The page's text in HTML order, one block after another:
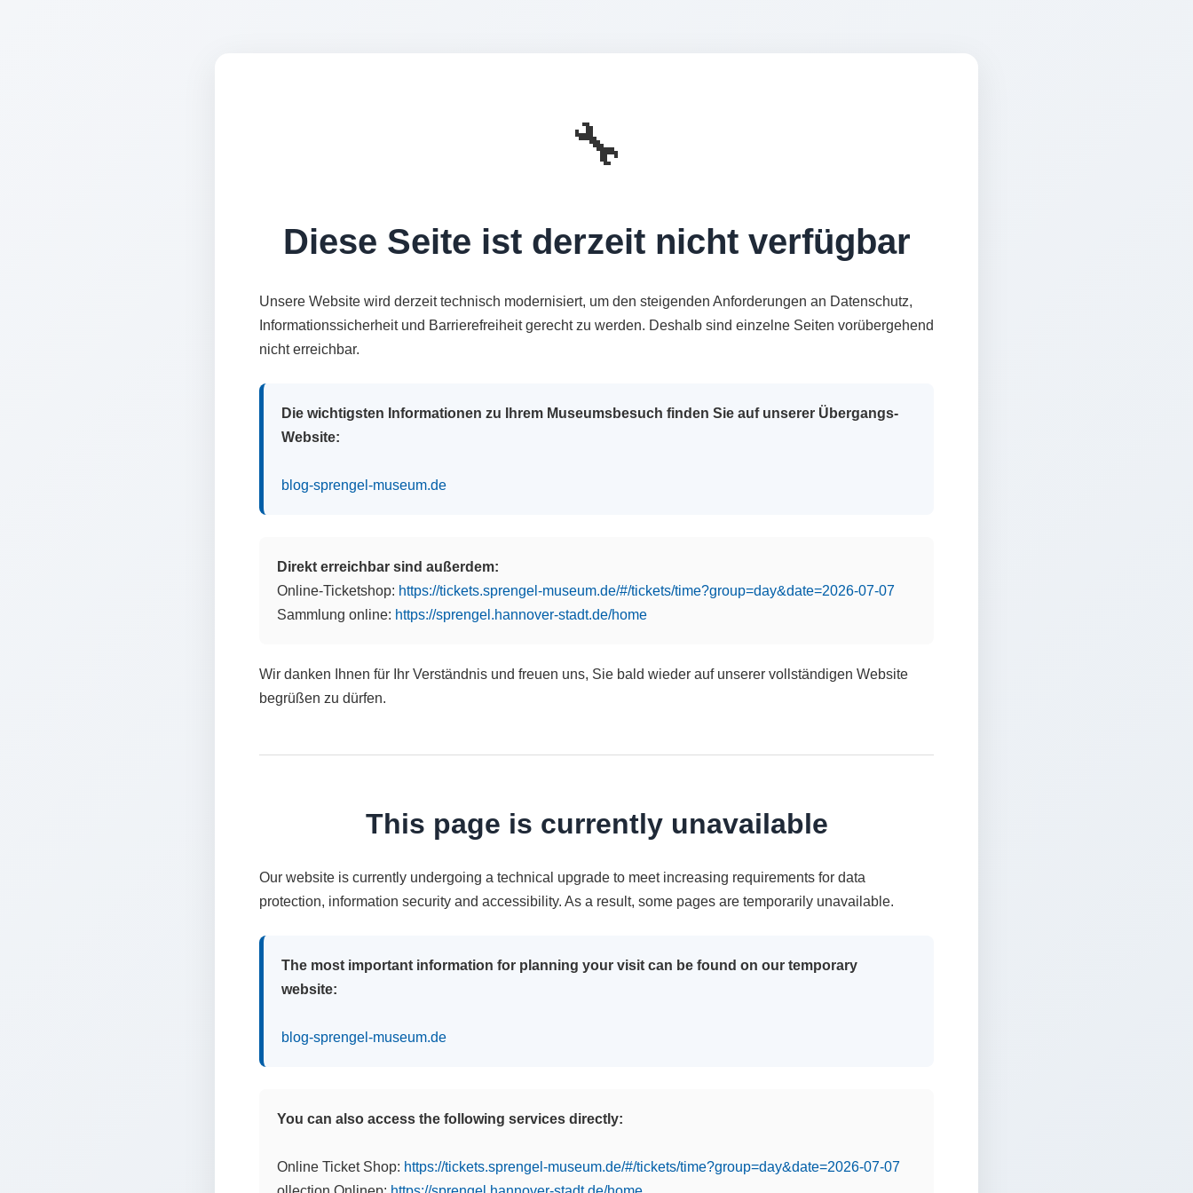
🔧
Diese Seite ist derzeit nicht verfügbar
Unsere Website wird derzeit technisch modernisiert, um den steigenden Anforderungen an Datenschutz,
Informationssicherheit und Barrierefreiheit gerecht zu werden. Deshalb sind einzelne Seiten vorübergehend
nicht erreichbar.
Die wichtigsten Informationen zu Ihrem Museumsbesuch finden Sie auf unserer Übergangs-
Website:
blog-sprengel-museum.de
Direkt erreichbar sind außerdem:
Online-Ticketshop: https://tickets.sprengel-museum.de/#/tickets/time?group=day&date=2026-07-07
Sammlung online: https://sprengel.hannover-stadt.de/home
Wir danken Ihnen für Ihr Verständnis und freuen uns, Sie bald wieder auf unserer vollständigen Website
begrüßen zu dürfen.
This page is currently unavailable
Our website is currently undergoing a technical upgrade to meet increasing requirements for data
protection, information security and accessibility. As a result, some pages are temporarily unavailable.
The most important information for planning your visit can be found on our temporary
website:
blog-sprengel-museum.de
You can also access the following services directly:
Online Ticket Shop: https://tickets.sprengel-museum.de/#/tickets/time?group=day&date=2026-07-07